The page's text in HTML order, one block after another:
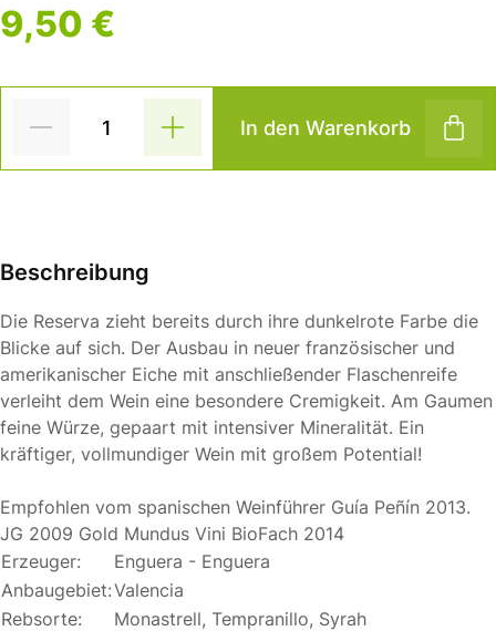
9,50 €
In den Warenkorb
Beschreibung
Die Reserva zieht bereits durch ihre dunkelrote Farbe die
Blicke auf sich. Der Ausbau in neuer französischer und
amerikanischer Eiche mit anschließender Flaschenreife
verleiht dem Wein eine besondere Cremigkeit. Am Gaumen
feine Würze, gepaart mit intensiver Mineralität. Ein
kräftiger, vollmundiger Wein mit großem Potential!
Empfohlen vom spanischen Weinführer Guía Peñín 2013.
JG 2009 Gold Mundus Vini BioFach 2014
Erzeuger:
Enguera - Enguera
Anbaugebiet:Valencia
Rebsorte:
Monastrell, Tempranillo, Syrah